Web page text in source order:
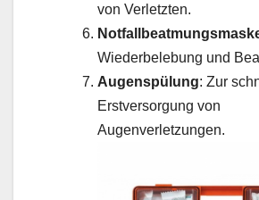
von Verletzten.
Wiederbelebung und
Augenspülung: Zur
Erstversorgung von
Augenverletzungen.